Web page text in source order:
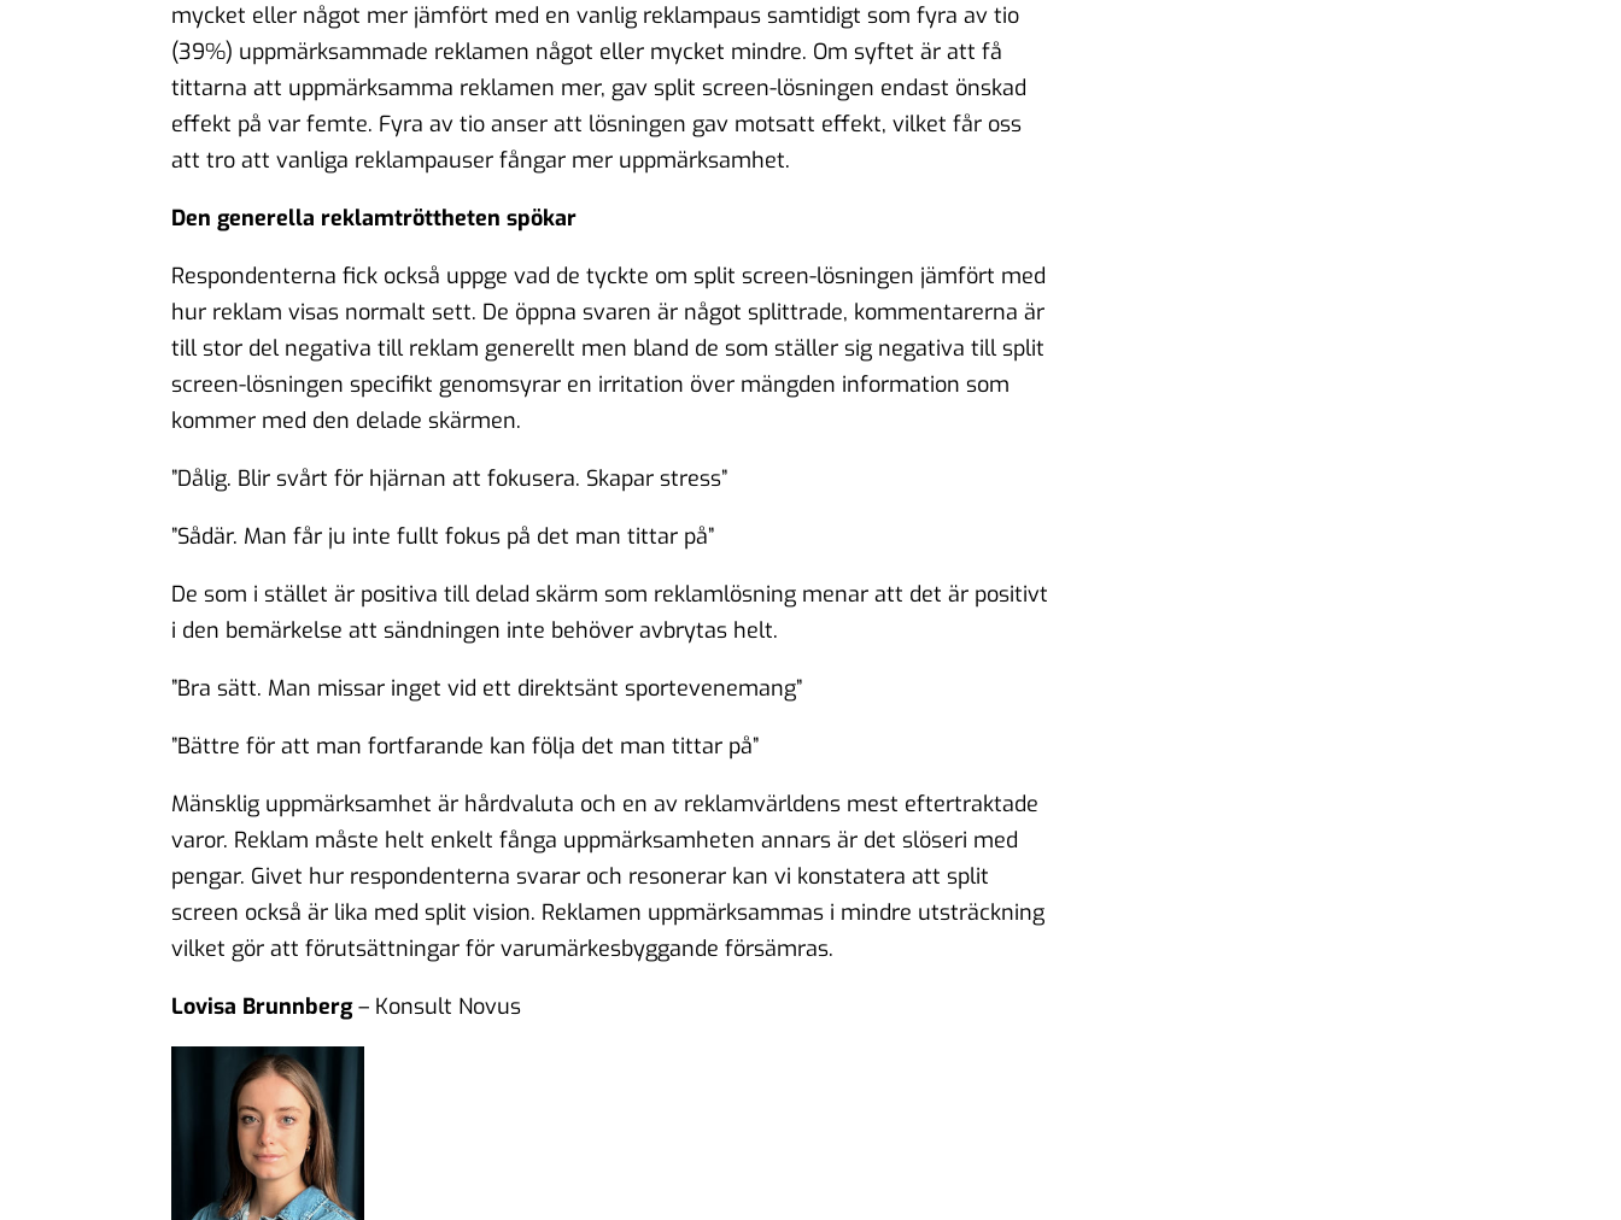
mycket eller något mer jämfört med en vanlig reklampaus samtidigt som fyra av tio
(39%) uppmärksammade reklamen något eller mycket mindre. Om syftet är att få
tittarna att uppmärksamma reklamen mer, gav split screen-lösningen endast önskad
effekt på var femte. Fyra av tio anser att lösningen gav motsatt effekt, vilket får oss
att tro att vanliga reklampauser fångar mer uppmärksamhet.
Den generella reklamtröttheten spökar
Respondenterna fick också uppge vad de tyckte om split screen-lösningen jämfört med
hur reklam visas normalt sett. De öppna svaren är något splittrade, kommentarerna är
till stor del negativa till reklam generellt men bland de som ställer sig negativa till split
screen-lösningen specifikt genomsyrar en irritation över mängden information som
kommer med den delade skärmen.
”Dålig. Blir svårt för hjärnan att fokusera. Skapar stress”
”Sådär. Man får ju inte fullt fokus på det man tittar på”
De som i stället är positiva till delad skärm som reklamlösning menar att det är positivt
i den bemärkelse att sändningen inte behöver avbrytas helt.
”Bra sätt. Man missar inget vid ett direktsänt sportevenemang”
”Bättre för att man fortfarande kan följa det man tittar på”
Mänsklig uppmärksamhet är hårdvaluta och en av reklamvärldens mest eftertraktade
varor. Reklam måste helt enkelt fånga uppmärksamheten annars är det slöseri med
pengar. Givet hur respondenterna svarar och resonerar kan vi konstatera att split
screen också är lika med split vision. Reklamen uppmärksammas i mindre utsträckning
vilket gör att förutsättningar för varumärkesbyggande försämras.
Lovisa Brunnberg– Konsult Novus